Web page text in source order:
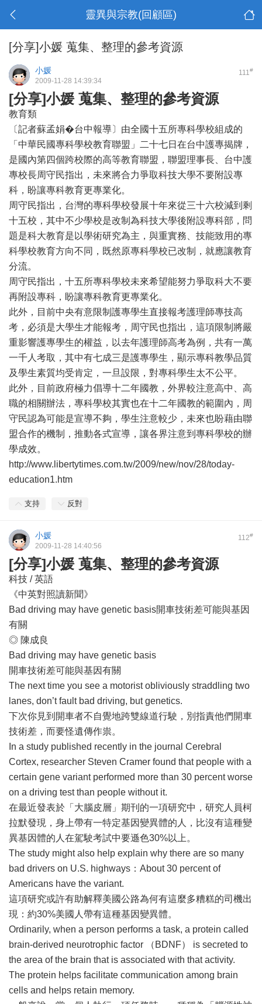
靈異與宗教(回顧區)
[分享]小媛 蒐集、整理的參考資源
111#
小媛
2009-11-28 14:39:34
[分享]小媛 蒐集、整理的參考資源
教育類
〔記者蘇孟娟�台中報導〕由全國十五所專科學校組成的
「中華民國專科學校教育聯盟」二十七日在台中護專揭牌，
是國內第四個跨校際的高等教育聯盟，聯盟理事長、台中護
專校長周守民指出，未來將合力爭取科技大學不要附設專
科，盼讓專科教育更專業化。
周守民指出，台灣的專科學校發展十年來從三十六校減到剩
十五校，其中不少學校是改制為科技大學後附設專科部，問
題是科大教育是以學術研究為主，與重實務、技能致用的專
科學校教育方向不同，既然原專科學校已改制，就應讓教育
分流。
周守民指出，十五所專科學校未來希望能努力爭取科大不要
再附設專科，盼讓專科教育更專業化。
此外，目前中央有意限制護專學生直接報考護理師專技高
考，必須是大學生才能報考，周守民也指出，這項限制將嚴
重影響護專學生的權益，以去年護理師高考為例，共有一萬
一千人考取，其中有七成三是護專學生，顯示專科教學品質
及學生素質均受肯定，一旦設限，對專科學生太不公平。
此外，目前政府極力倡導十二年國教，外界較注意高中、高
職的相關辦法，專科學校其實也在十二年國教的範圍內，周
守民認為可能是宣導不夠，學生注意較少，未來也盼藉由聯
盟合作的機制，推動各式宣導，讓各界注意到專科學校的辦
學成效。
http://www.libertytimes.com.tw/2009/new/nov/28/today-
education1.htm
支持 反對
112#
小媛
2009-11-28 14:40:56
[分享]小媛 蒐集、整理的參考資源
科技 / 英語
《中英對照讀新聞》
Bad driving may have genetic basis開車技術差可能與基因
有關
◎ 陳成良
Bad driving may have genetic basis
開車技術差可能與基因有關
The next time you see a motorist obliviously straddling two
lanes, don’t fault bad driving, but genetics.
下次你見到開車者不自覺地跨雙線道行駛，別指責他們開車
技術差，而要怪遺傳作祟。
In a study published recently in the journal Cerebral
Cortex, researcher Steven Cramer found that people with a
certain gene variant performed more than 30 percent worse
on a driving test than people without it.
在最近發表於「大腦皮層」期刊的一項研究中，研究人員柯
拉默發現，身上帶有一特定基因變異體的人，比沒有這種變
異基因體的人在駕駛考試中要遜色30%以上。
The study might also help explain why there are so many
bad drivers on U.S. highways：About 30 percent of
Americans have the variant.
這項研究或許有助解釋美國公路為何有這麼多糟糕的司機出
現：約30%美國人帶有這種基因變異體。
Ordinarily, when a person performs a task, a protein called
brain-derived neurotrophic factor （BDNF） is secreted to
the area of the brain that is associated with that activity.
The protein helps facilitate communication among brain
cells and helps retain memory.